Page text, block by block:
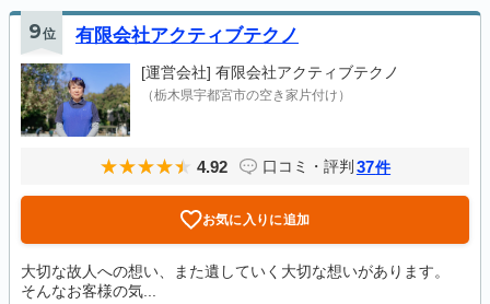
9位 有限会社アクティブテクノ
[運営会社] 有限会社アクティブテクノ
（栃木県宇都宮市の空き家片付け）
4.92 口コミ・評判 37件
お気に入りに追加
大切な故人への想い、また遺していく大切な想いがあります。
そんなお客様の気...